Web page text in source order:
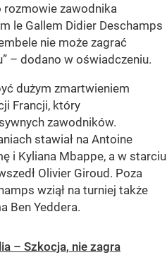
rozmowie zawodnika
le Gallem Didier Deschamps
nie może zagrać
– dodano w oświadczeniu.
dużym zmartwieniem
Francji, który
zawodników.
stawiał na Antoine
i Kyliana Mbappe, a w starciu
Olivier Giroud. Poza
wziął na turniej także
Ben Yeddera.
– Szkocja, nie zagra